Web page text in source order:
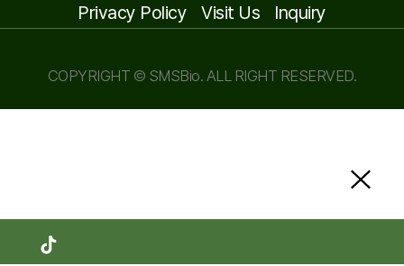
Privacy Policy Visit Us Inquiry
COPYRIGHT © SMSBio. ALL RIGHT RESERVED.